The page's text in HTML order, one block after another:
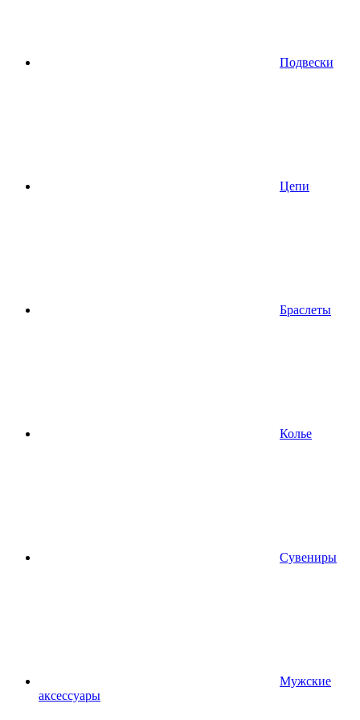
Подвески
Цепи
Браслеты
Колье
Сувениры
Мужские
аксессуары